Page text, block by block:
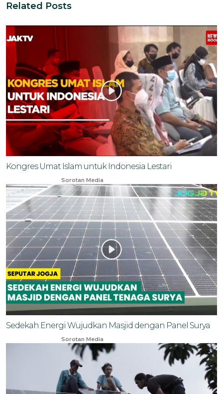
Related Posts
Kongres Umat Islam untuk Indonesia Lestari
Sorotan Media
Sedekah Energi Wujudkan Masjid dengan Panel Surya
Sorotan Media